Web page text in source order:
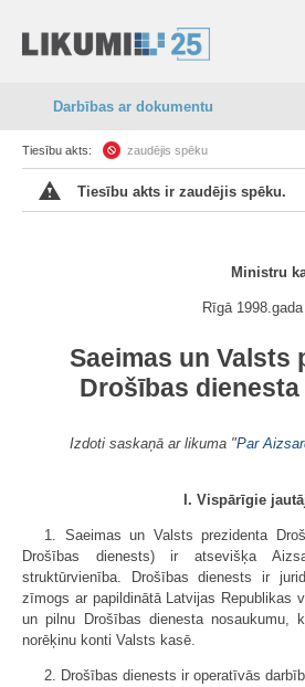
Darbības ar dokumentu
Tiesību akts: zaudējis spēku
Tiesību akts ir zaudējis spēku.
Ministru
Rīgā
Saeimas un Valsts
Drošības
Izdoti saskaņā ar likuma "Par
I. Vispārīgie
1. Saeimas un Valsts prezidenta
Drošības dienests) ir atsevišķa
struktūrvienība. Drošības dienests ir
zīmogs ar papildinātā Latvijas Republikas
un pilnu Drošības dienesta nosaukumu,
norēķinu konti Valsts kasē.
2. Drošības dienests ir operatīvās